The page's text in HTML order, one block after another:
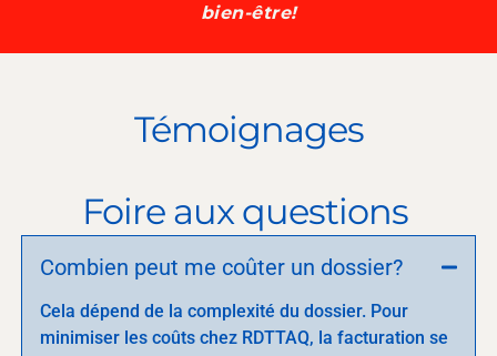
bien-être!
Témoignages
Foire aux questions
Combien peut me coûter un dossier?
Cela dépend de la complexité du dossier. Pour
minimiser les coûts chez RDTTAQ, la facturation se